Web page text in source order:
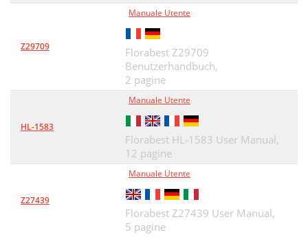
Z29709
Manuale Utente
Florabest Z29709
Benutzerhandbuch,
2 pagine
HL-1583
Manuale Utente
Florabest HL-1583 User Manual,
12 pagine
Z27439
Manuale Utente
Florabest Z27439 User Manual,
5 pagine